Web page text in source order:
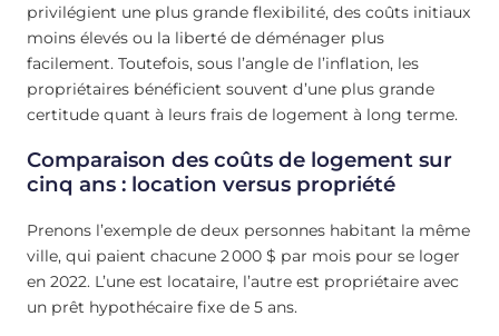
privilégient une plus grande flexibilité, des coûts initiaux
moins élevés ou la liberté de déménager plus
facilement. Toutefois, sous l’angle de l’inflation, les
propriétaires bénéficient souvent d’une plus grande
certitude quant à leurs frais de logement à long terme.
Comparaison des coûts de logement sur
cinq ans : location versus propriété
Prenons l’exemple de deux personnes habitant la même
ville, qui paient chacune 2 000 $ par mois pour se loger
en 2022. L’une est locataire, l’autre est propriétaire avec
un prêt hypothécaire fixe de 5 ans.